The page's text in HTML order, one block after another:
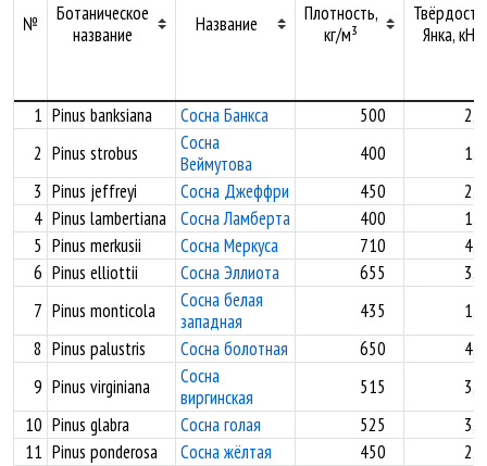
№
Ботаническое
название
Название
Плотность,
кг/м³
Твёрдость
Янка, кН
1 Pinus banksiana Сосна Банкса 500
2 Pinus strobus
Сосна
Веймутова
400
3 Pinus jeffreyi Сосна Джеффри 450
4 Pinus lambertiana Сосна Ламберта 400
5 Pinus merkusii Сосна Меркуса 710
6 Pinus elliottii Сосна Эллиота 655
7 Pinus monticola
Сосна белая
западная
435
8 Pinus palustris Сосна болотная 650
9 Pinus virginiana
Сосна
виргинская
515
10 Pinus glabra Сосна голая 525
11 Pinus ponderosa Сосна жёлтая 450